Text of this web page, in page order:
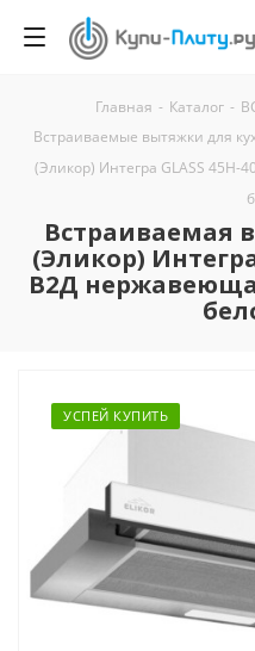
Главная - Каталог -
Встраиваемые вытяжки для
(Эликор) Интегра GLASS 45Н-
Встраиваемая
(Эликор) Интегра
В2Д
УСПЕЙ КУПИТЬ